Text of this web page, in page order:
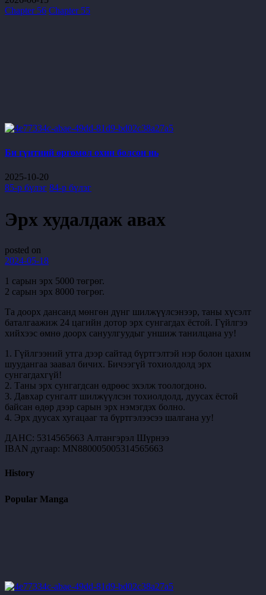
Chapter 56 Chapter 55
Би гүнтний өргөмөл охин болсон нь
2025-10-20
85-р бүлэг 84-р бүлэг
Эрх худалдаж авах
posted on
2024-05-18
1 сарын эрх 5000 төгрөг.
2 сарын эрх 8000 төгрөг.
Та доорх дансанд мөнгөн дүнг шилжүүлсэнээр, таны хүсэлт
баталгаажиж 24 цагийн дотор эрх сунгагдах ёстой. Гүйлгээ
хийхээс өмнө доорх сануулгуудыг уншиж танилцана уу!
1. Гүйлгээний утга дээр сайтад бүртгэлтэй нэр болон цахим
шуудангаа заавал бичих. Бичээгүй тохиолдолд эрх
сунгагдахгүй!
2. Таны эрх сунгагдсан өдрөөс эхэлж тоологдоно.
3. Давхар сунгалт шилжүүлсэн тохиолдолд, дуусах ёстой
байсан өдөр дээр сарын эрх нэмэгдэх болно.
4. Эрх дуусах хугацааг та бүртгэлээсээ шалгана уу!
ДАНС: 5314565663 Алтангэрэл Шүрнээ
IBAN дугаар: MN880005005314565663
History
Popular Manga